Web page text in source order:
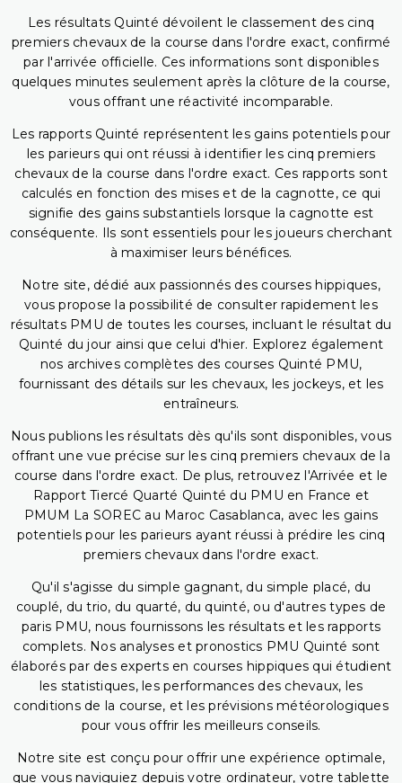
Les résultats Quinté dévoilent le classement des cinq
premiers chevaux de la course dans l'ordre exact, confirmé
par l'arrivée officielle. Ces informations sont disponibles
quelques minutes seulement après la clôture de la course,
vous offrant une réactivité incomparable.
Les rapports Quinté représentent les gains potentiels pour
les parieurs qui ont réussi à identifier les cinq premiers
chevaux de la course dans l'ordre exact. Ces rapports sont
calculés en fonction des mises et de la cagnotte, ce qui
signifie des gains substantiels lorsque la cagnotte est
conséquente. Ils sont essentiels pour les joueurs cherchant
à maximiser leurs bénéfices.
Notre site, dédié aux passionnés des courses hippiques,
vous propose la possibilité de consulter rapidement les
résultats PMU de toutes les courses, incluant le résultat du
Quinté du jour ainsi que celui d'hier. Explorez également
nos archives complètes des courses Quinté PMU,
fournissant des détails sur les chevaux, les jockeys, et les
entraîneurs.
Nous publions les résultats dès qu'ils sont disponibles, vous
offrant une vue précise sur les cinq premiers chevaux de la
course dans l'ordre exact. De plus, retrouvez l'Arrivée et le
Rapport Tiercé Quarté Quinté du PMU en France et
PMUM La SOREC au Maroc Casablanca, avec les gains
potentiels pour les parieurs ayant réussi à prédire les cinq
premiers chevaux dans l'ordre exact.
Qu'il s'agisse du simple gagnant, du simple placé, du
couplé, du trio, du quarté, du quinté, ou d'autres types de
paris PMU, nous fournissons les résultats et les rapports
complets. Nos analyses et pronostics PMU Quinté sont
élaborés par des experts en courses hippiques qui étudient
les statistiques, les performances des chevaux, les
conditions de la course, et les prévisions météorologiques
pour vous offrir les meilleurs conseils.
Notre site est conçu pour offrir une expérience optimale,
que vous naviguiez depuis votre ordinateur, votre tablette